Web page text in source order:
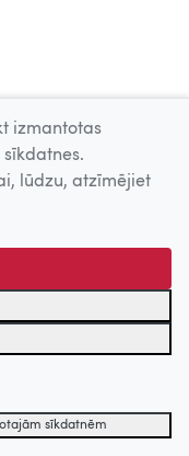
izmantotas
lūdzu, atzīmējiet
sīkdatnēm